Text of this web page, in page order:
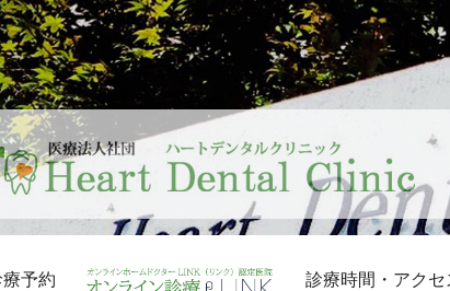
予約 診療時間・アクセ